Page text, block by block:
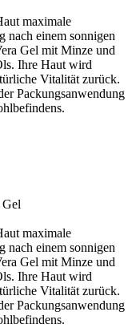
maximale
nach einem sonnigen
Gel mit Minze und
Ihre Haut wird
Vitalität zurück.
Packungsanwendung
maximale
nach einem sonnigen
Gel mit Minze und
Ihre Haut wird
Vitalität zurück.
Packungsanwendung